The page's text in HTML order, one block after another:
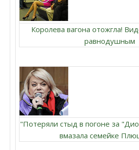
Королева вагона отожгла!
равнодушным
"Потеряли стыд в погоне за
вмазала семейке